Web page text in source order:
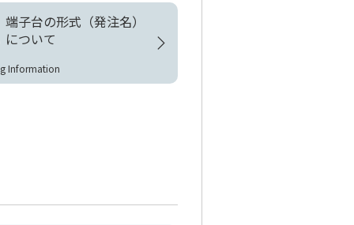
端子台の形式（発注名）
について
Information